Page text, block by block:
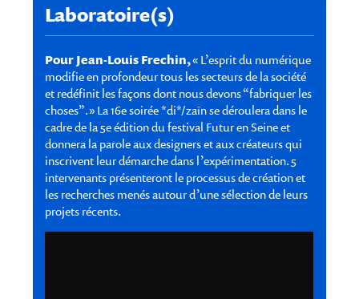
Laboratoire(s)
Pour Jean-Louis Frechin,« L’esprit du numérique
modifie en profondeur tous les secteurs de la société
et redéfinit les façons dont nous devons “fabriquer les
choses”. » La 16e soirée *di*/zaïn se déroulera dans le
cadre de la 5e édition du festival Futur en Seine et
donnera la parole aux designers et aux créateurs qui
inscrivent leur démarche dans l’expérimentation. 5
intervenants présenteront le processus de création et
les recherches menés autour d’une sélection de leurs
projets récents.